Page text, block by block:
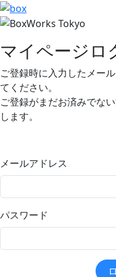
マイページロ
ご登録時に入力したメー
てください。
ご登録がまだお済みでな
します。
メールアドレス
パスワード